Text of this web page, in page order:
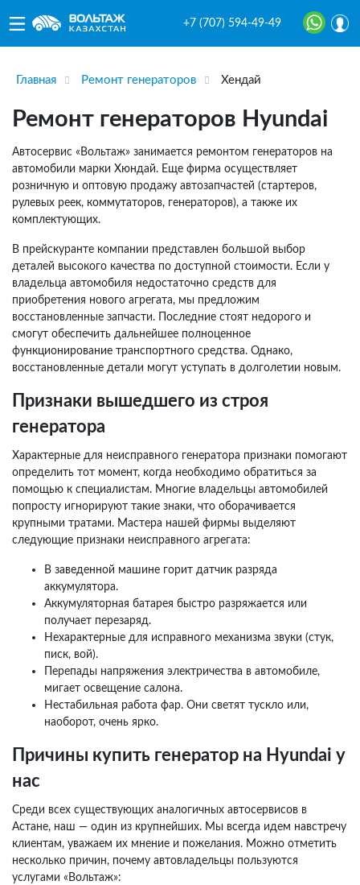
+7 (707) 594-49-49
Главная Ремонт генераторов Хендай
Ремонт генераторов Hyundai
Автосервис «Вольтаж» занимается ремонтом генераторов на
автомобили марки Хюндай. Еще фирма осуществляет
розничную и оптовую продажу автозапчастей (стартеров,
рулевых реек, коммутаторов, генераторов), а также их
комплектующих.
В прейскуранте компании представлен большой выбор
деталей высокого качества по доступной стоимости. Если у
владельца автомобиля недостаточно средств для
приобретения нового агрегата, мы предложим
восстановленные запчасти. Последние стоят недорого и
смогут обеспечить дальнейшее полноценное
функционирование транспортного средства. Однако,
восстановленные детали могут уступать в долголетии новым.
Признаки вышедшего из строя
генератора
Характерные для неисправного генератора признаки помогают
определить тот момент, когда необходимо обратиться за
помощью к специалистам. Многие владельцы автомобилей
попросту игнорируют такие знаки, что оборачивается
крупными тратами. Мастера нашей фирмы выделяют
следующие признаки неисправного агрегата:
В заведенной машине горит датчик разряда
аккумулятора.
Аккумуляторная батарея быстро разряжается или
получает перезаряд.
Нехарактерные для исправного механизма звуки (стук,
писк, вой).
Перепады напряжения электричества в автомобиле,
мигает освещение салона.
Нестабильная работа фар. Они светят тускло или,
наоборот, очень ярко.
Причины купить генератор на Hyundai у
нас
Среди всех существующих аналогичных автосервисов в
Астане, наш — один из крупнейших. Мы всегда идем навстречу
клиентам, уважаем их мнение и пожелания. Можно отметить
несколько причин, почему автовладельцы пользуются
услугами «Вольтаж»: